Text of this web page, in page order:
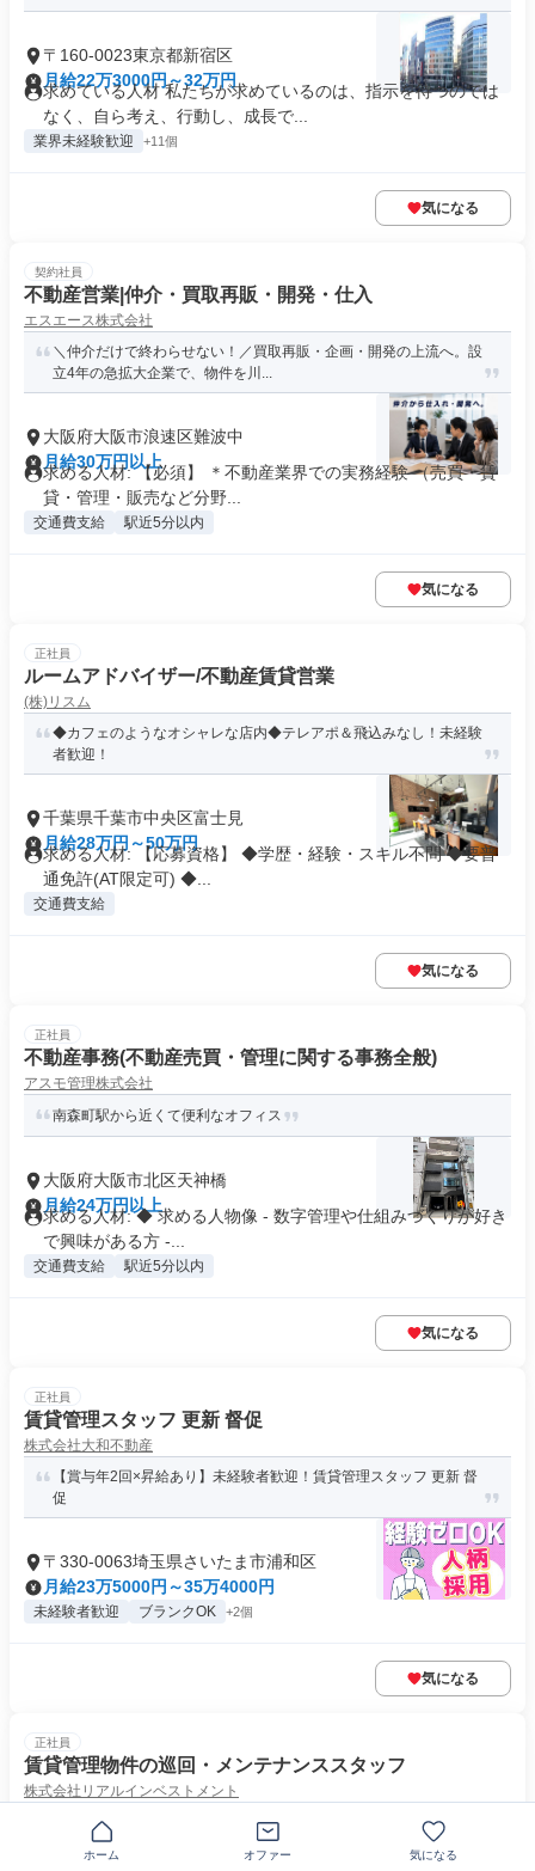
〒160-0023東京都新宿区
月給22万3000円～32万円
求めている人材 私たちが求めているのは、指示を待つのでは
なく、自ら考え、行動し、成長で...
業界未経験歓迎 +11個
気になる
契約社員
不動産営業|仲介・買取再販・開発・仕入
エスエース株式会社
＼仲介だけで終わらせない！／買取再販・企画・開発の上流へ。設
立4年の急拡大企業で、物件を川...
大阪府大阪市浪速区難波中
月給30万円以上
求める人材: 【必須】 ＊不動産業界での実務経験 （売買・賃
貸・管理・販売など分野...
交通費支給 駅近5分以内
気になる
正社員
ルームアドバイザー/不動産賃貸営業
(株)リスム
◆カフェのようなオシャレな店内◆テレアポ＆飛込みなし！未経験
者歓迎！
千葉県千葉市中央区富士見
月給28万円～50万円
求める人材: 【応募資格】 ◆学歴・経験・スキル不問 ◆要普
通免許(AT限定可) ◆...
交通費支給
気になる
正社員
不動産事務(不動産売買・管理に関する事務全般)
アスモ管理株式会社
南森町駅から近くて便利なオフィス
大阪府大阪市北区天神橋
月給24万円以上
求める人材: ◆ 求める人物像 - 数字管理や仕組みづくりが好き
で興味がある方 -...
交通費支給 駅近5分以内
気になる
正社員
賃貸管理スタッフ 更新 督促
株式会社大和不動産
【賞与年2回×昇給あり】未経験者歓迎！賃貸管理スタッフ 更新 督
促
〒330-0063埼玉県さいたま市浦和区
月給23万5000円～35万4000円
未経験者歓迎 ブランクOK +2個
気になる
正社員
賃貸管理物件の巡回・メンテナンススタッフ
株式会社リアルインベストメント
あなたの仕事が、オーナー様の資産価値を守ります。
神奈川県横浜市西区みなとみらい
ホーム オファー 気になる